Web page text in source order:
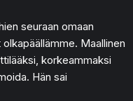
seuraan omaan
Maallinen
korkeammaksi
Hän sai